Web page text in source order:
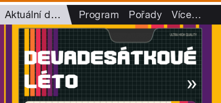
Aktuální dění Program Pořady Více…